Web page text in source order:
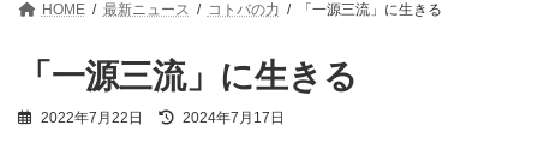
HOME 最新ニュース コトバの力 「一源三流」に生きる
「一源三流」に生きる
2022年7月22日
最
2024年7月17日